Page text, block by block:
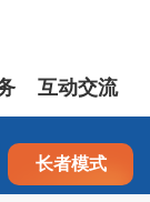
注册 登录
互动交流
长者模式